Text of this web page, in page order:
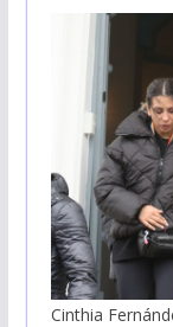
Cinthia